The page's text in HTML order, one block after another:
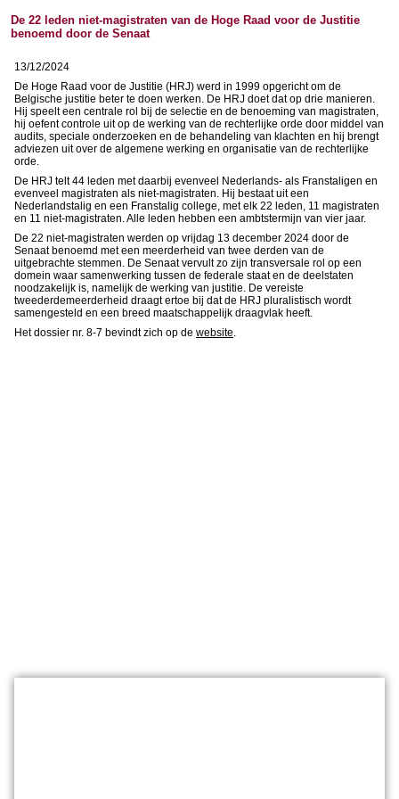
De 22 leden niet-magistraten van de Hoge Raad voor de Justitie
benoemd door de Senaat
13/12/2024
De Hoge Raad voor de Justitie (HRJ) werd in 1999 opgericht om de
Belgische justitie beter te doen werken. De HRJ doet dat op drie manieren.
Hij speelt een centrale rol bij de selectie en de benoeming van magistraten,
hij oefent controle uit op de werking van de rechterlijke orde door middel van
audits, speciale onderzoeken en de behandeling van klachten en hij brengt
adviezen uit over de algemene werking en organisatie van de rechterlijke
orde.
De HRJ telt 44 leden met daarbij evenveel Nederlands- als Franstaligen en
evenveel magistraten als niet-magistraten. Hij bestaat uit een
Nederlandstalig en een Franstalig college, met elk 22 leden, 11 magistraten
en 11 niet-magistraten. Alle leden hebben een ambtstermijn van vier jaar.
De 22 niet-magistraten werden op vrijdag 13 december 2024 door de
Senaat benoemd met een meerderheid van twee derden van de
uitgebrachte stemmen. De Senaat vervult zo zijn transversale rol op een
domein waar samenwerking tussen de federale staat en de deelstaten
noodzakelijk is, namelijk de werking van justitie. De vereiste
tweederdemeerderheid draagt ertoe bij dat de HRJ pluralistisch wordt
samengesteld en een breed maatschappelijk draagvlak heeft.
Het dossier nr. 8-7 bevindt zich op de website.